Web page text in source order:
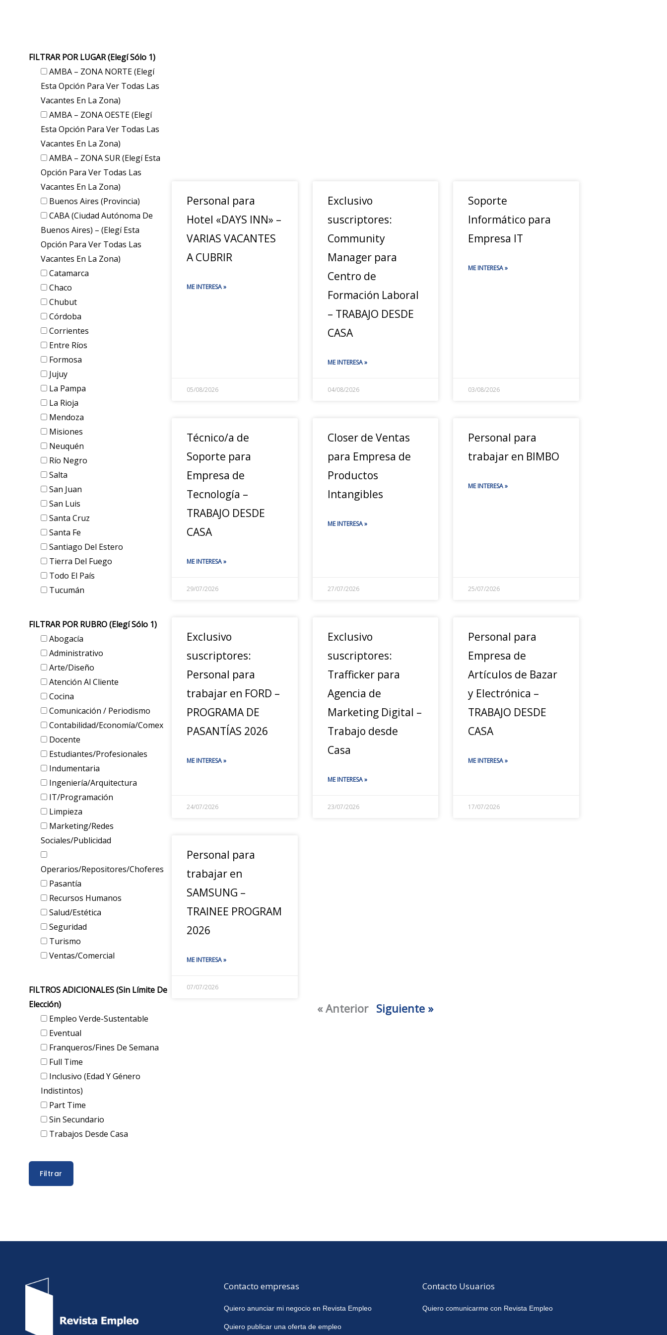
FILTRAR POR LUGAR (elegí Sólo 1)
AMBA – ZONA NORTE (elegí
Esta Opción Para Ver Todas Las
Vacantes En La Zona)
AMBA – ZONA OESTE (elegí
Esta Opción Para Ver Todas Las
Vacantes En La Zona)
AMBA – ZONA SUR (elegí Esta
Opción Para Ver Todas Las
Vacantes En La Zona)
Buenos Aires (provincia)
CABA (Ciudad Autónoma De
Buenos Aires) – (elegí Esta
Opción Para Ver Todas Las
Vacantes En La Zona)
Catamarca
Chaco
Chubut
Córdoba
Corrientes
Entre Ríos
Formosa
Jujuy
La Pampa
La Rioja
Mendoza
Misiones
Neuquén
Río Negro
Salta
San Juan
San Luis
Santa Cruz
Santa Fe
Santiago Del Estero
Tierra Del Fuego
Todo El País
Tucumán
FILTRAR POR RUBRO (elegí Sólo 1)
Abogacía
Administrativo
Arte/Diseño
Atención Al Cliente
Cocina
Comunicación / Periodismo
Contabilidad/Economía/Comex
Docente
Estudiantes/Profesionales
Indumentaria
Ingeniería/Arquitectura
IT/Programación
Limpieza
Marketing/Redes
Sociales/Publicidad
Operarios/Repositores/Choferes
Pasantía
Recursos Humanos
Salud/Estética
Seguridad
Turismo
Ventas/Comercial
FILTROS ADICIONALES (sin Límite De
Elección)
Empleo Verde-Sustentable
Eventual
Franqueros/Fines De Semana
Full Time
Inclusivo (edad Y Género
Indistintos)
Part Time
Sin Secundario
Trabajos Desde Casa
Personal para
Hotel «DAYS INN» –
VARIAS VACANTES
A CUBRIR
ME INTERESA »
05/08/2026
Exclusivo
suscriptores:
Community
Manager para
Centro de
Formación Laboral
– TRABAJO DESDE
CASA
ME INTERESA »
04/08/2026
Soporte
Informático para
Empresa IT
ME INTERESA »
03/08/2026
Técnico/a de
Soporte para
Empresa de
Tecnología –
TRABAJO DESDE
CASA
ME INTERESA »
29/07/2026
Closer de Ventas
para Empresa de
Productos
Intangibles
ME INTERESA »
27/07/2026
Personal para
trabajar en BIMBO
ME INTERESA »
25/07/2026
Exclusivo
suscriptores:
Personal para
trabajar en FORD –
PROGRAMA DE
PASANTÍAS 2026
ME INTERESA »
24/07/2026
Exclusivo
suscriptores:
Trafficker para
Agencia de
Marketing Digital –
Trabajo desde
Casa
ME INTERESA »
23/07/2026
Personal para
Empresa de
Artículos de Bazar
y Electrónica –
TRABAJO DESDE
CASA
ME INTERESA »
17/07/2026
Personal para
trabajar en
SAMSUNG –
TRAINEE PROGRAM
2026
ME INTERESA »
07/07/2026
« Anterior Siguiente »
Contacto empresas
Quiero anunciar mi negocio en Revista Empleo
Quiero publicar una oferta de empleo
Contacto Usuarios
Quiero comunicarme con Revista Empleo